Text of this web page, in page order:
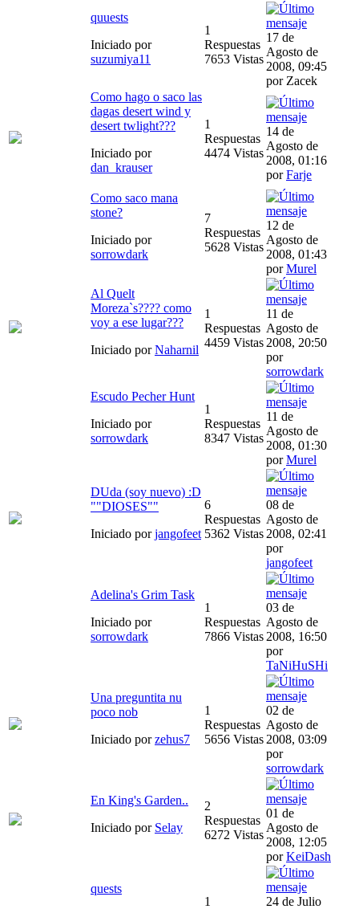
quuests
Iniciado por
suzumiya11
1
Respuestas
7653 Vistas
17 de
Agosto de
2008, 09:45
por Zacek
Como hago o saco las
dagas desert wind y
desert twlight???
Iniciado por
dan_krauser
1
Respuestas
4474 Vistas
14 de
Agosto de
2008, 01:16
porFarje
Como saco mana
stone?
Iniciado por
sorrowdark
7
Respuestas
5628 Vistas
12 de
Agosto de
2008, 01:43
porMurel
Al Quelt
Moreza`s???? como
voy a ese lugar???
Iniciado porNaharnil
1
Respuestas
4459 Vistas
11 de
Agosto de
2008, 20:50
por
sorrowdark
Escudo Pecher Hunt
Iniciado por
sorrowdark
1
Respuestas
8347 Vistas
11 de
Agosto de
2008, 01:30
porMurel
DUda (soy nuevo) :D
""DIOSES""
Iniciado porjangofeet
6
Respuestas
5362 Vistas
08 de
Agosto de
2008, 02:41
por
jangofeet
Adelina's Grim Task
Iniciado por
sorrowdark
1
Respuestas
7866 Vistas
03 de
Agosto de
2008, 16:50
por
TaNiHuSHi
Una preguntita nu
poco nob
Iniciado porzehus7
1
Respuestas
5656 Vistas
02 de
Agosto de
2008, 03:09
por
sorrowdark
En King's Garden..
Iniciado por Selay
2
Respuestas
6272 Vistas
01 de
Agosto de
2008, 12:05
porKeiDash
quests
1
24 de Julio